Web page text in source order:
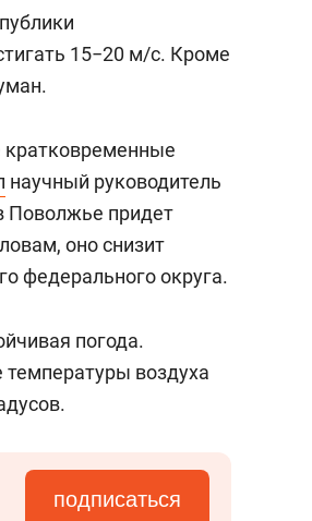
15−20 м/с. Кроме
кратковременные
научный руководитель
Поволжье придет
оно снизит
федерального округа.
погода.
воздуха
подписаться